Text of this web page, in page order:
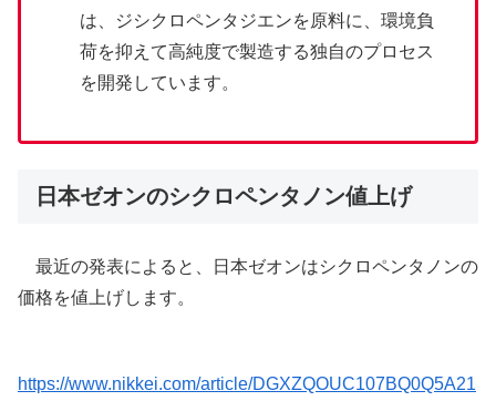
は、ジシクロペンタジエンを原料に、環境負
荷を抑えて高純度で製造する独自のプロセス
を開発しています。
日本ゼオンのシクロペンタノン値上げ
最近の発表によると、日本ゼオンはシクロペンタノンの
価格を値上げします。
https://www.nikkei.com/article/DGXZQOUC107BQ0Q5A21